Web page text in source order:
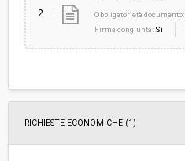
2 Obbligatorietà documento:
Firma congiunta: Sì
RICHIESTE ECONOMICHE (1)